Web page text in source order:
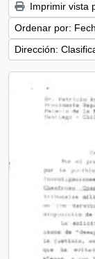
Imprimir vista
Ordenar por:
Dirección: